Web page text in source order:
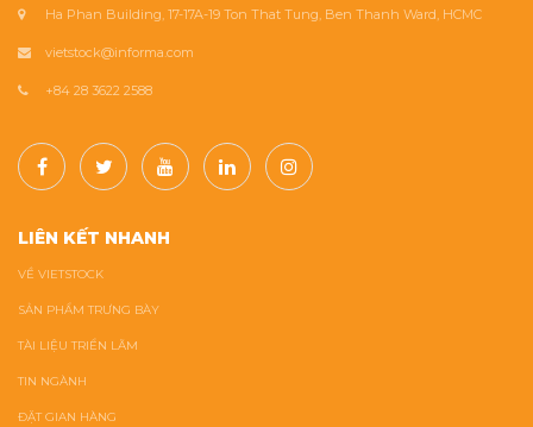
Ha Phan Building, 17-17A-19 Ton That Tung, Ben Thanh Ward, HCMC
vietstock@informa.com
+84 28 3622 2588
LIÊN KẾT NHANH
VỀ VIETSTOCK
SẢN PHẨM TRƯNG BÀY
TÀI LIỆU TRIỂN LÃM
TIN NGÀNH
ĐẶT GIAN HÀNG